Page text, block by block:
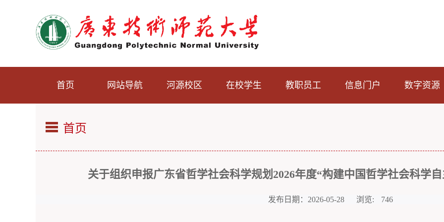
首页 网站导航 河源校区 在校学生 教职员工 信息门户 数字资源
首页
关于组织申报广东省哲学社会科学规划2026年度“构建中国哲学社会科学
发布日期：2026-05-28 浏览: 746